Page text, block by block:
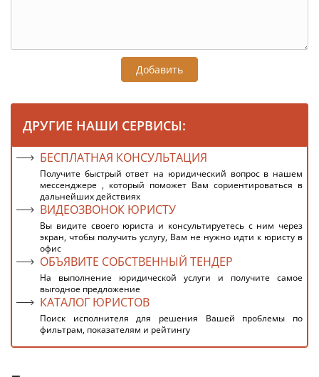
Добавить
ДРУГИЕ НАШИ СЕРВИСЫ:
БЕСПЛАТНАЯ КОНСУЛЬТАЦИЯ
Получите быстрый ответ на юридический вопрос в нашем
мессенджере , который поможет Вам сориентироваться в
дальнейших действиях
ВИДЕОЗВОНОК ЮРИСТУ
Вы видите своего юриста и консультируетесь с ним через
экран, чтобы получить услугу, Вам не нужно идти к юристу в
офис
ОБЪЯВИТЕ СОБСТВЕННЫЙ ТЕНДЕР
На выполнение юридической услуги и получите самое
выгодное предложение
КАТАЛОГ ЮРИСТОВ
Поиск исполнителя для решения Вашей проблемы по
фильтрам, показателям и рейтингу